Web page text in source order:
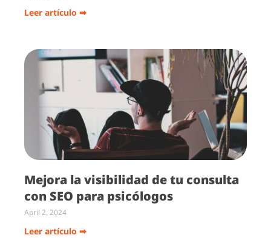
Leer artículo ➡
Mejora la visibilidad de tu consulta
con SEO para psicólogos
April 2, 2024
Leer artículo ➡